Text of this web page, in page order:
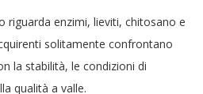
riguarda enzimi, lieviti, chitosano e
solitamente confrontano
la stabilità, le condizioni di
qualità a valle.